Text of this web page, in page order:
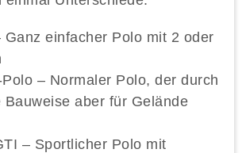
Ganz einfacher Polo mit 2 oder
– Normaler Polo, der durch
Bauweise aber für Gelände
– Sportlicher Polo mit